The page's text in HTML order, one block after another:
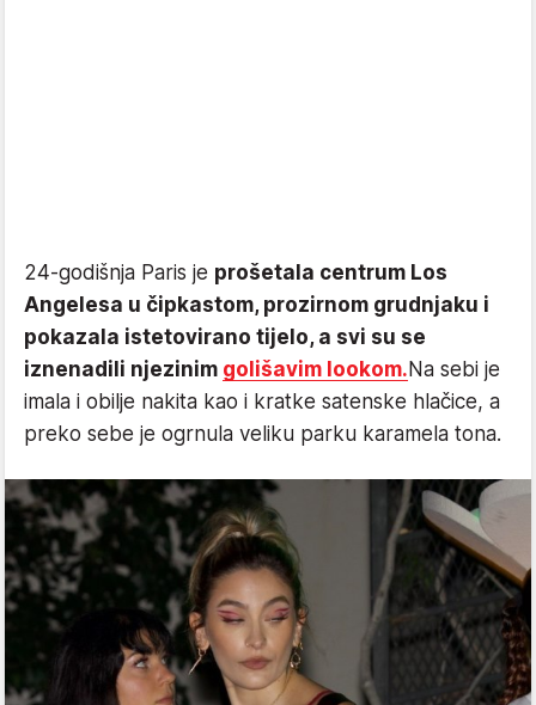
24-godišnja Paris je prošetala centrum Los
Angelesa u čipkastom, prozirnom grudnjaku i
pokazala istetovirano tijelo, a svi su se
iznenadili njezinim golišavim lookom.Na sebi je
imala i obilje nakita kao i kratke satenske hlačice, a
preko sebe je ogrnula veliku parku karamela tona.